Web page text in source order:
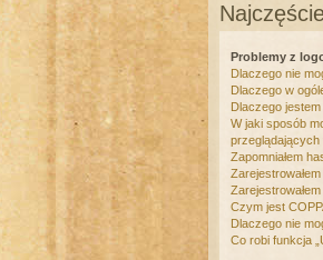
Problemy z
Dlaczego nie
Dlaczego w
Dlaczego
W jaki sposób
przeglądających
Zapomniałem
Czym jest
Dlaczego nie
Co robi funkcja